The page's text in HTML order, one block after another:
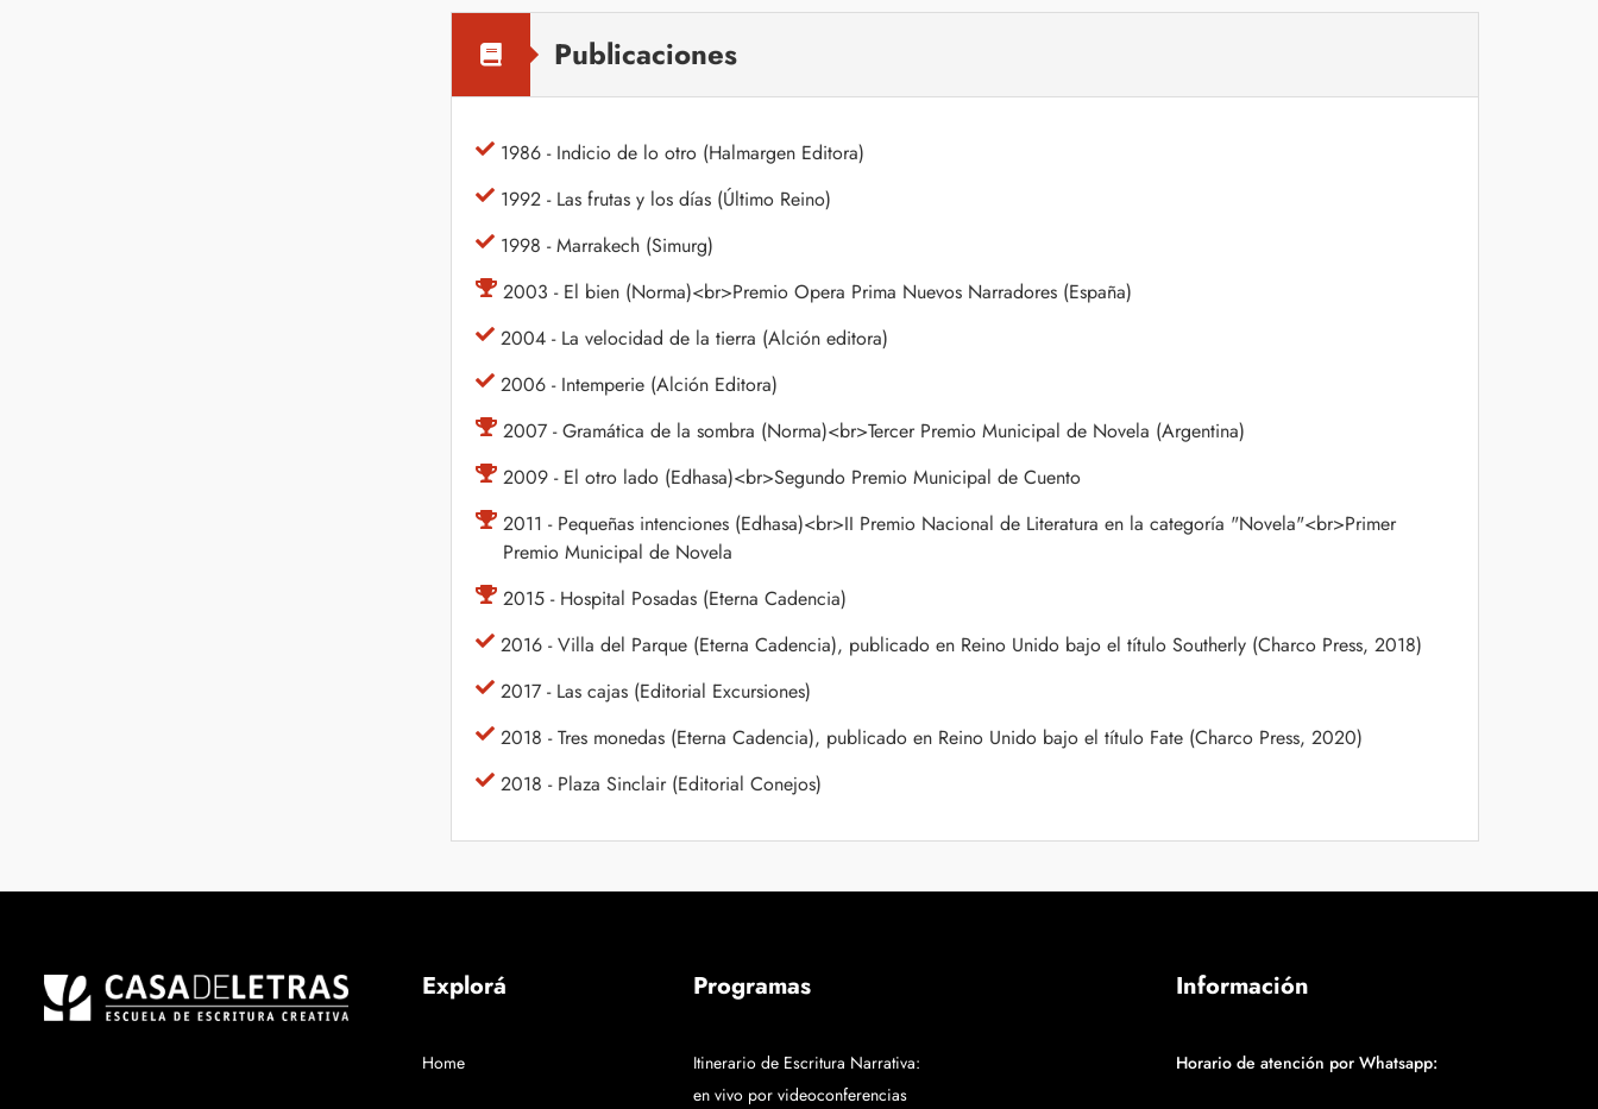
Publicaciones
1986 - Indicio de lo otro (Halmargen Editora)
1992 - Las frutas y los días (Último Reino)
1998 - Marrakech (Simurg)
2003 - El bien (Norma)<br>Premio Opera Prima Nuevos Narradores (España)
2004 - La velocidad de la tierra (Alción editora)
2006 - Intemperie (Alción Editora)
2007 - Gramática de la sombra (Norma)<br>Tercer Premio Municipal de Novela (Argentina)
2009 - El otro lado (Edhasa)<br>Segundo Premio Municipal de Cuento
2011 - Pequeñas intenciones (Edhasa)<br>II Premio Nacional de Literatura en la categoría "Novela"<br>Primer
Premio Municipal de Novela
2015 - Hospital Posadas (Eterna Cadencia)
2016 - Villa del Parque (Eterna Cadencia), publicado en Reino Unido bajo el título Southerly (Charco Press, 2018)
2017 - Las cajas (Editorial Excursiones)
2018 - Tres monedas (Eterna Cadencia), publicado en Reino Unido bajo el título Fate (Charco Press, 2020)
2018 - Plaza Sinclair (Editorial Conejos)
Explorá
Home
Programas
Itinerario de Escritura Narrativa:
en vivo por videoconferencias
Información
Horario de atención por Whatsapp: